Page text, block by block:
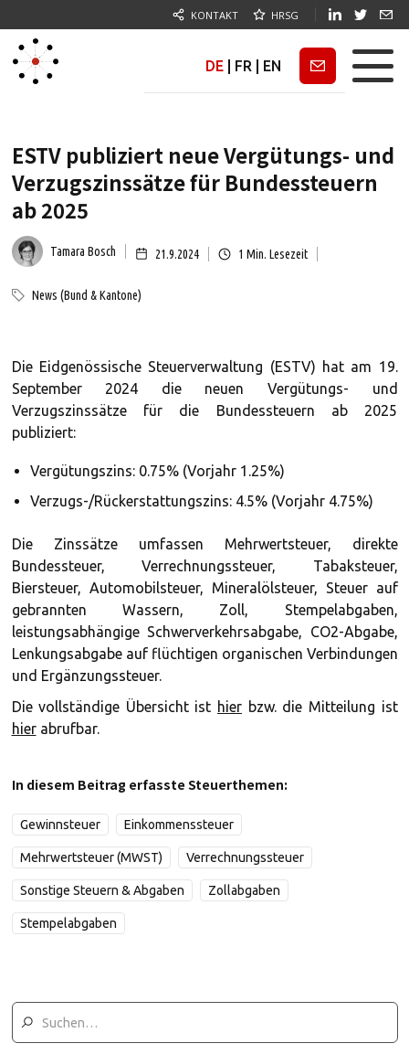
KONTAKT HRSG
DE FR EN Newsletter
ESTV publiziert neue Vergütungs- und
Verzugszinssätze für Bundessteuern
ab 2025
Tamara Bosch 21.9.2024 1 Min. Lesezeit
News (Bund & Kantone)
Die Eidgenössische Steuerverwaltung (ESTV) hat am 19.
September 2024 die neuen Vergütungs- und
Verzugszinssätze für die Bundessteuern ab 2025
publiziert:
Vergütungszins: 0.75% (Vorjahr 1.25%)
Verzugs-/Rückerstattungszins: 4.5% (Vorjahr 4.75%)
Die Zinssätze umfassen Mehrwertsteuer, direkte
Bundessteuer, Verrechnungssteuer, Tabaksteuer,
Biersteuer, Automobilsteuer, Mineralölsteuer, Steuer auf
gebrannten Wassern, Zoll, Stempelabgaben,
leistungsabhängige Schwerverkehrsabgabe, CO2-Abgabe,
Lenkungsabgabe auf flüchtigen organischen Verbindungen
und Ergänzungssteuer.
Die vollständige Übersicht ist hier bzw. die Mitteilung ist
hierabrufbar.
In diesem Beitrag erfasste Steuerthemen:
Gewinnsteuer Einkommenssteuer
Mehrwertsteuer (MWST) Verrechnungssteuer
Sonstige Steuern & Abgaben Zollabgaben
Stempelabgaben